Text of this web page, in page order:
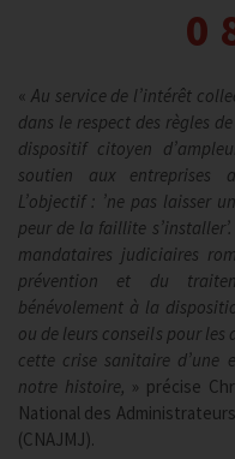
0
« Au service de l’intérêt
dans le respect des règles
dispositif citoyen
soutien aux entreprises
L’objectif : ’ne pas laisser
peur de la faillite
mandataires judiciaires
prévention et du
bénévolement à la
ou de leurs conseils pour
cette crise sanitaire d’une
notre histoire, » précise
National des
(CNAJMJ).